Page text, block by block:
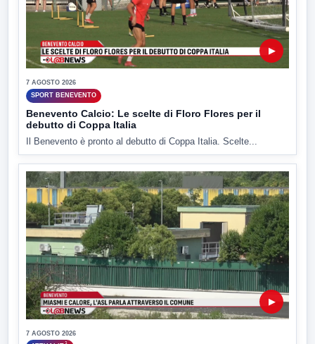
▶
7 AGOSTO 2026
SPORT BENEVENTO
Benevento Calcio: Le scelte di Floro Flores per il
debutto di Coppa Italia
Il Benevento è pronto al debutto di Coppa Italia. Scelte...
▶
7 AGOSTO 2026